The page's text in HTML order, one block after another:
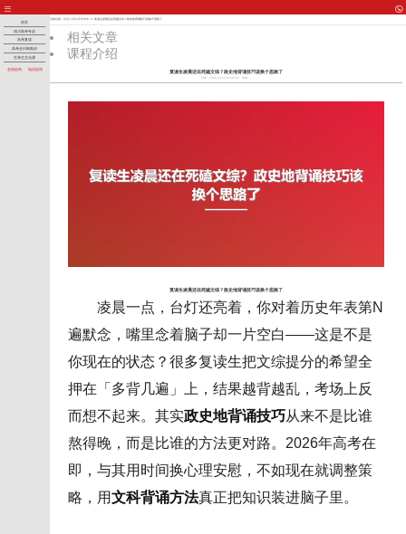
首页
四川高考专攻
高考复读
高考全日制集训
艺考生文化课
在线咨询 电话咨询
当前位置： 首页 >>四川高考专攻>> 复读生凌晨还在死磕文综？政史地背诵技巧该换个思路了
相关文章
课程介绍
复读生凌晨还在死磕文综？政史地背诵技巧该换个思路了
时间：2026-05-30 06:06:33 来源：
复读生凌晨还在死磕文综？政史地背诵技巧该换个思路了
凌晨一点，台灯还亮着，你对着历史年表第N
遍默念，嘴里念着脑子却一片空白——这是不是
你现在的状态？很多复读生把文综提分的希望全
押在「多背几遍」上，结果越背越乱，考场上反
而想不起来。其实政史地背诵技巧从来不是比谁
熬得晚，而是比谁的方法更对路。2026年高考在
即，与其用时间换心理安慰，不如现在就调整策
略，用文科背诵方法真正把知识装进脑子里。